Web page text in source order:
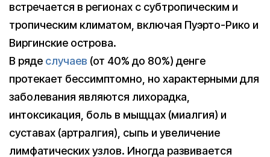
встречается в регионах с субтропическим и
тропическим климатом, включая Пуэрто-Рико и
Виргинские острова.
В ряде случаев (от 40% до 80%) денге
протекает бессимптомно, но характерными для
заболевания являются лихорадка,
интоксикация, боль в мыщцах (миалгия) и
суставах (артралгия), сыпь и увеличение
лимфатических узлов. Иногда развивается